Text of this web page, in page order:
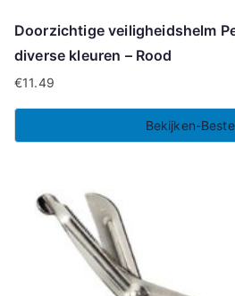
Doorzichtige veiligheidshelm
diverse kleuren – Rood
€11.49
Bekijken-